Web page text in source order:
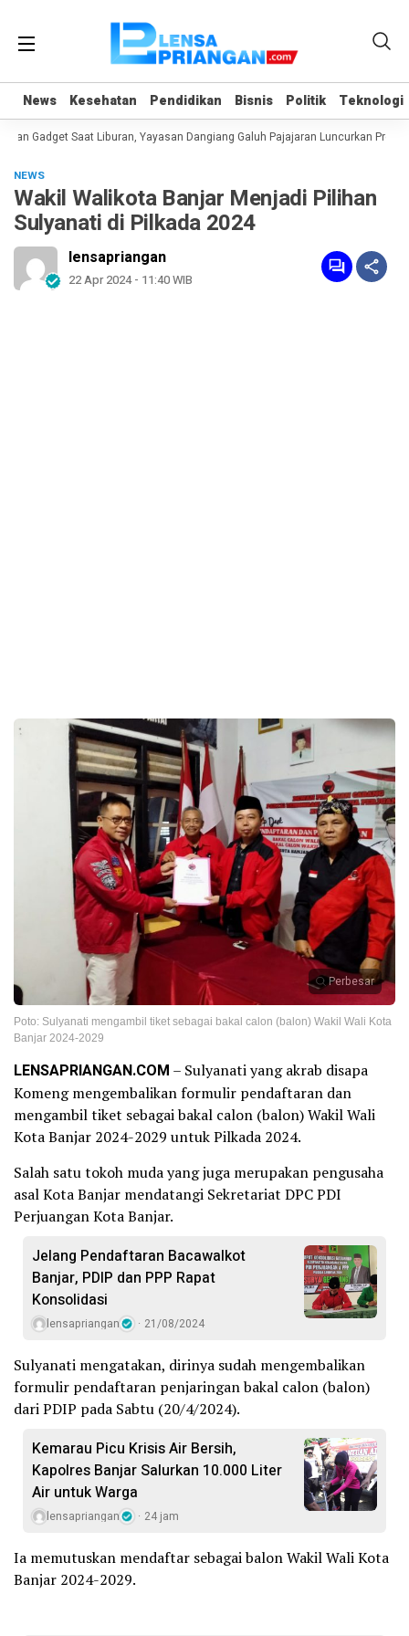
News Kesehatan Pendidikan Bisnis Politik Teknologi
News Kesehatan Pendidikan Bisnis Politik Teknologi
Gadget Saat Liburan, Yayasan Dangiang Galuh Pajajaran Luncurkan
NEWS
Wakil Walikota Banjar Menjadi Pilihan
Sulyanati di Pilkada 2024
lensapriangan
22 Apr 2024 - 11:40 WIB
Perbesar
Poto: Sulyanati mengambil tiket sebagai bakal calon (balon) Wakil Wali Kota
Banjar 2024-2029
LENSAPRIANGAN.COM – Sulyanati yang akrab disapa
Komeng mengembalikan formulir pendaftaran dan
mengambil tiket sebagai bakal calon (balon) Wakil Wali
Kota Banjar 2024-2029 untuk Pilkada 2024.
Salah satu tokoh muda yang juga merupakan pengusaha
asal Kota Banjar mendatangi Sekretariat DPC PDI
Perjuangan Kota Banjar.
Jelang Pendaftaran Bacawalkot
Banjar, PDIP dan PPP Rapat
Konsolidasi
lensapriangan 21/08/2024
Sulyanati mengatakan, dirinya sudah mengembalikan
formulir pendaftaran penjaringan bakal calon (balon)
dari PDIP pada Sabtu (20/4/2024).
Kemarau Picu Krisis Air Bersih,
Kapolres Banjar Salurkan 10.000 Liter
Air untuk Warga
lensapriangan 24 jam
Ia memutuskan mendaftar sebagai balon Wakil Wali Kota
Banjar 2024-2029.